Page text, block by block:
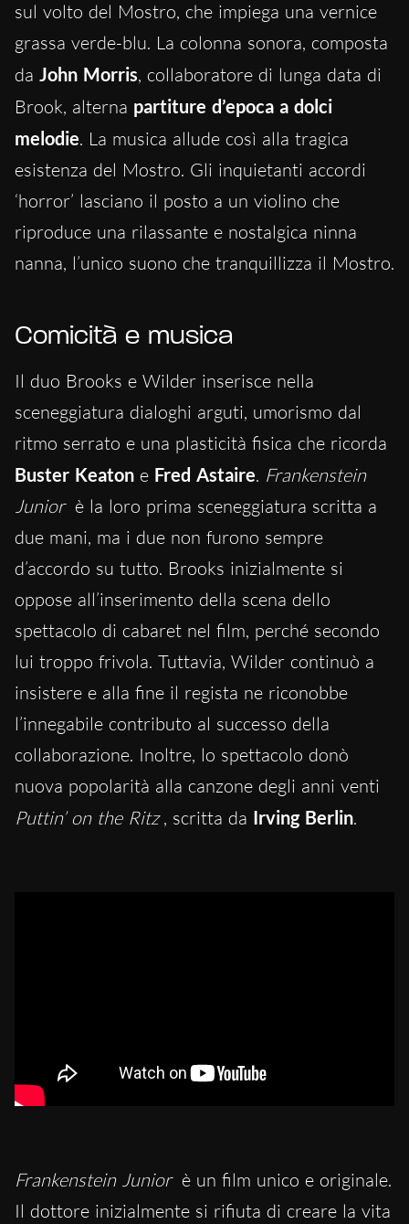
sul volto del Mostro, che impiega una vernice
grassa verde-blu. La colonna sonora, composta
da John Morris, collaboratore di lunga data di
Brook, alterna partiture d’epoca a dolci
melodie. La musica allude così alla tragica
esistenza del Mostro. Gli inquietanti accordi
‘horror’ lasciano il posto a un violino che
riproduce una rilassante e nostalgica ninna
nanna, l’unico suono che tranquillizza il Mostro.
Comicità e musica
Il duo Brooks e Wilder inserisce nella
sceneggiatura dialoghi arguti, umorismo dal
ritmo serrato e una plasticità fisica che ricorda
Buster Keaton e Fred Astaire. Frankenstein
Junior è la loro prima sceneggiatura scritta a
due mani, ma i due non furono sempre
d’accordo su tutto. Brooks inizialmente si
oppose all’inserimento della scena dello
spettacolo di cabaret nel film, perché secondo
lui troppo frivola. Tuttavia, Wilder continuò a
insistere e alla fine il regista ne riconobbe
l’innegabile contributo al successo della
collaborazione. Inoltre, lo spettacolo donò
nuova popolarità alla canzone degli anni venti
Puttin’ on the Ritz , scritta da Irving Berlin.
Frankenstein Junior è un film unico e originale.
Il dottore inizialmente si rifiuta di creare la vita